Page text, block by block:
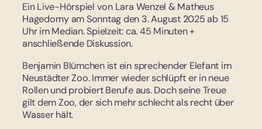
Ein Live-Hörspiel von Lara Wenzel & Matheus
Hagedorny am Sonntag den 3. August 2025 ab 15
Uhr im Median. Spielzeit: ca. 45 Minuten +
anschließende Diskussion.
Benjamin Blümchen ist ein sprechender Elefant im
Neustädter Zoo. Immer wieder schlüpft er in neue
Rollen und probiert Berufe aus. Doch seine Treue
gilt dem Zoo, der sich mehr schlecht als recht über
Wasser hält.